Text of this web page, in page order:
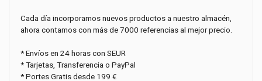
Cada día incorporamos nuevos productos a nuestro almacén,
ahora contamos con más de 7000 referencias al mejor precio.
* Envíos en 24 horas con SEUR
* Tarjetas, Transferencia o PayPal
* Portes Gratis desde 199 €